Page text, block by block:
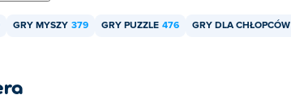
GRY MYSZY 379 GRY PUZZLE 476 GRY DLA CHŁOPCÓW